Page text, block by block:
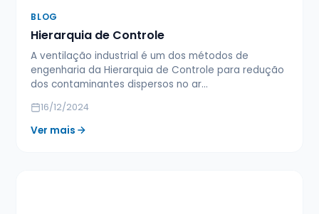
BLOG
Hierarquia de Controle
A ventilação industrial é um dos métodos de
engenharia da Hierarquia de Controle para redução
dos contaminantes dispersos no ar…
16/12/2024
Ver mais